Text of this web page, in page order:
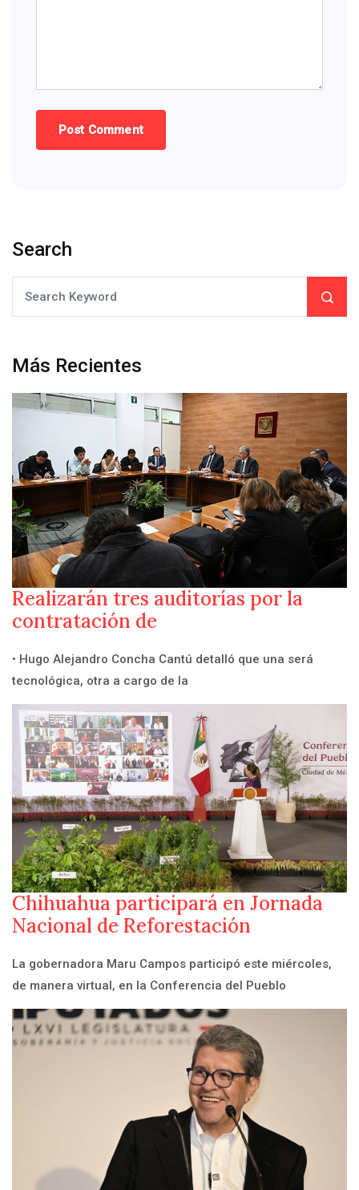
Search
Más Recientes
Realizarán tres auditorías por la
contratación de
• Hugo Alejandro Concha Cantú detalló que una será
tecnológica, otra a cargo de la
Chihuahua participará en Jornada
Nacional de Reforestación
La gobernadora Maru Campos participó este miércoles,
de manera virtual, en la Conferencia del Pueblo